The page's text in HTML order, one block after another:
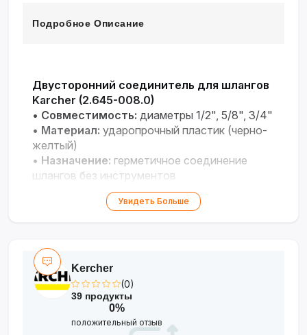
Подробное Описание
Двусторонний соединитель для шлангов
Karcher (2.645-008.0)
• Совместимость: диаметры 1/2", 5/8", 3/4"
• Материал: ударопрочный пластик (черно-
желтый)
• Назначение: герметичное соединение
шлангов без инструментов
Применение:системы полива, орошения
Увидеть Больше
Kercher
(0)
39 продукты
0%
положительный отзыв